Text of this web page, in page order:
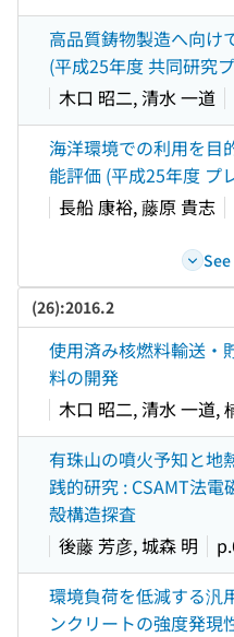
高品質鋳物製造へ向け
(平成25年度 共同研究
木口 昭二, 清水 一道
海洋環境での利用を目
能評価 (平成25年度 プ
長船 康裕, 藤原 貴志
(26):2016.2
使用済み核燃料輸送・
料の開発
木口 昭二, 清水 一道,
有珠山の噴火予知と地
践的研究 : CSAMT法
殻構造探査
後藤 芳彦, 城森 明
環境負荷を低減する汎
ンクリートの強度発現